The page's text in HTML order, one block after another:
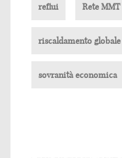
reflui Rete MMT
riscaldamento globale
sovranità economica